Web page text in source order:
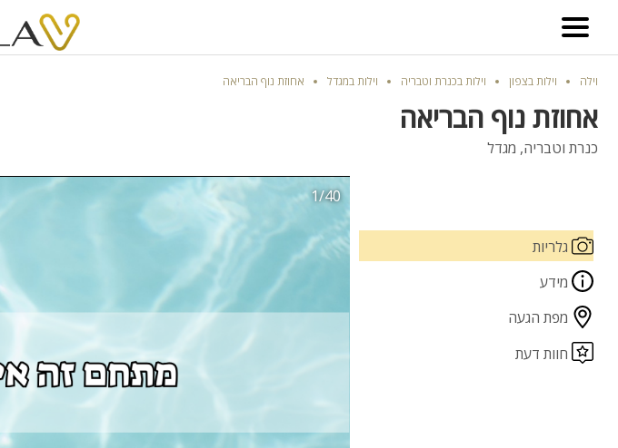
וילה וילות בצפון וילות בכנרת וטבריה וילות במגדל אחוזת נוף הבריאה
אחוזת נוף הבריאה
כנרת וטבריה, מגדל
גלריות
מידע
מפת הגעה
חוות דעת
1/40